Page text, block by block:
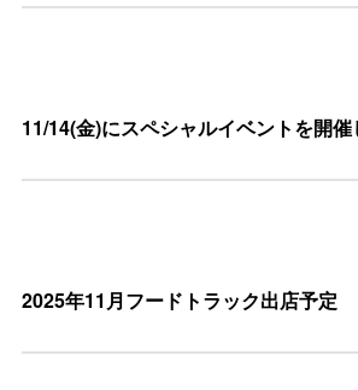
11/14(金)にスペシャルイベントを開催
2025年11月フードトラック出店予定